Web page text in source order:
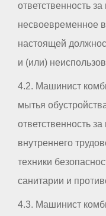
ответственность
несвоевременное
настоящей
и (или)
4.2. Машинист
мытья
ответственность
внутреннего
техники
санитарии и
4.3. Машинист